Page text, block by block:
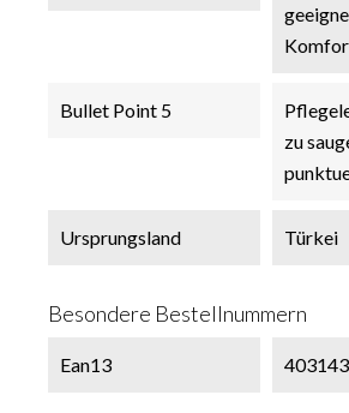
Bullet Point 5
zu
Ursprungsland Türkei
Besondere Bestellnummern
Ean13